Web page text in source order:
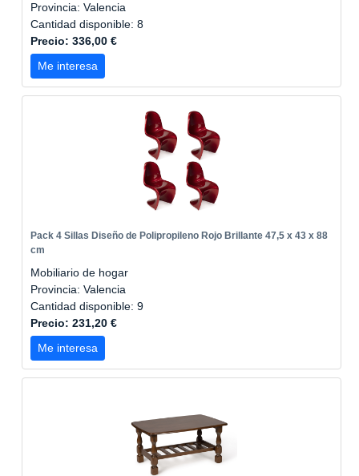
Provincia: Valencia
Cantidad disponible: 8
Precio: 336,00 €
Me interesa
Pack 4 Sillas Diseño de Polipropileno Rojo Brillante 47,5 x 43 x 88
cm
Mobiliario de hogar
Provincia: Valencia
Cantidad disponible: 9
Precio: 231,20 €
Me interesa